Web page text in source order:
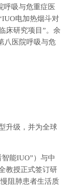
呼吸与危重症医
电加热烟斗对
床研究项目”。余
八医院呼吸与危
升级，并为全球
能IUO”）与中
教授正式签订研
阻肺患者生活质